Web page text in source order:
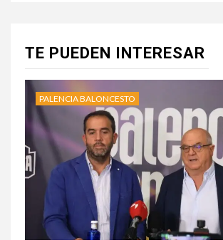
TE PUEDEN INTERESAR
PALENCIA BALONCESTO